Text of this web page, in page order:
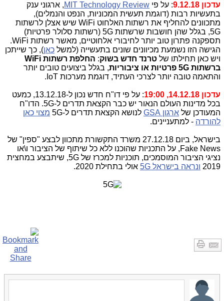
עדכון 9.12.18 : על פי MIT Technology Review, ארגוני ענק
בתעשיות רבות (דוגמת תעשית המכוניות, הנפט והנמלים),
מתכוונים להחליף את רשתות האלחוט WiFi שיש אצלן לרשתות
5G, בגלל שהן חושבות שרשתות 5G (רשתות סלולר פרטיות)
תספקנה פתרון טוב יותר לחיבורי אלחוטיים, מאשר רשתות WiFi.
הגישה הזו נשמעת מכיוונים שונים בתעשייה (למשל כאן), כך שייתכן
ויש כאן תחילתו של טרנד חדש בשוק:
החלפת רשתות WiFi
ברשתות 5G פרטיות או ציבוריות
, בגלל ביצועים טובים יותר
והתאמה טובה יותר לצרכי העתיד, דוגמת מערכות IoT.
עדכון 14.12.18, 19:00
: על פי דו"ח חדש נכון ל-13.12.18, כמעט
בכל מדינות העולם הנאור יש כבר הקצאת תדרים ל-5G. הדו"ח
המעודכן של ארגון GSA לנושא הקצאת תדרים ל-5G
מצוי כאן
להורדה - למתעניינים.
בישראל, ביום 27.12.18 משרד התקשורת מתכוון לבצע "ספין" של
Fake News, על התכניות שהוכנו ללא כל שיתוף של הציבור ו\או
נציגי הציבור המוסמכים, תוכניות למכרז של 5G, שיתבצע במחצית
2019 ונראה בישראל 5G אולי בתחילת 2020.